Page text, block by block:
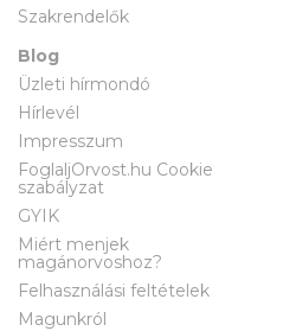
Szakrendelők
Blog
Üzleti hírmondó
Hírlevél
Impresszum
FoglaljOrvost.hu Cookie
szabályzat
GYIK
Miért menjek
magánorvoshoz?
Felhasználási feltételek
Magunkról